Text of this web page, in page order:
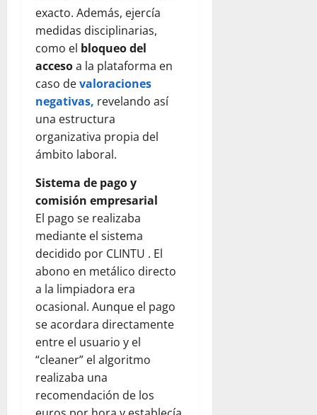
exacto. Además, ejercía
medidas disciplinarias,
como el bloqueo del
accesoa la plataforma en
caso devaloraciones
negativas, revelando así
una estructura
organizativa propia del
ámbito laboral.
Sistema de pago y
comisión empresarial
El pago se realizaba
mediante el sistema
decidido por CLINTU . El
abono en metálico directo
a la limpiadora era
ocasional. Aunque el pago
se acordara directamente
entre el usuario y el
“cleaner” el algoritmo
realizaba una
recomendación de los